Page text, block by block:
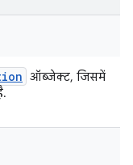
ऑब्जेक्ट, जिसमें